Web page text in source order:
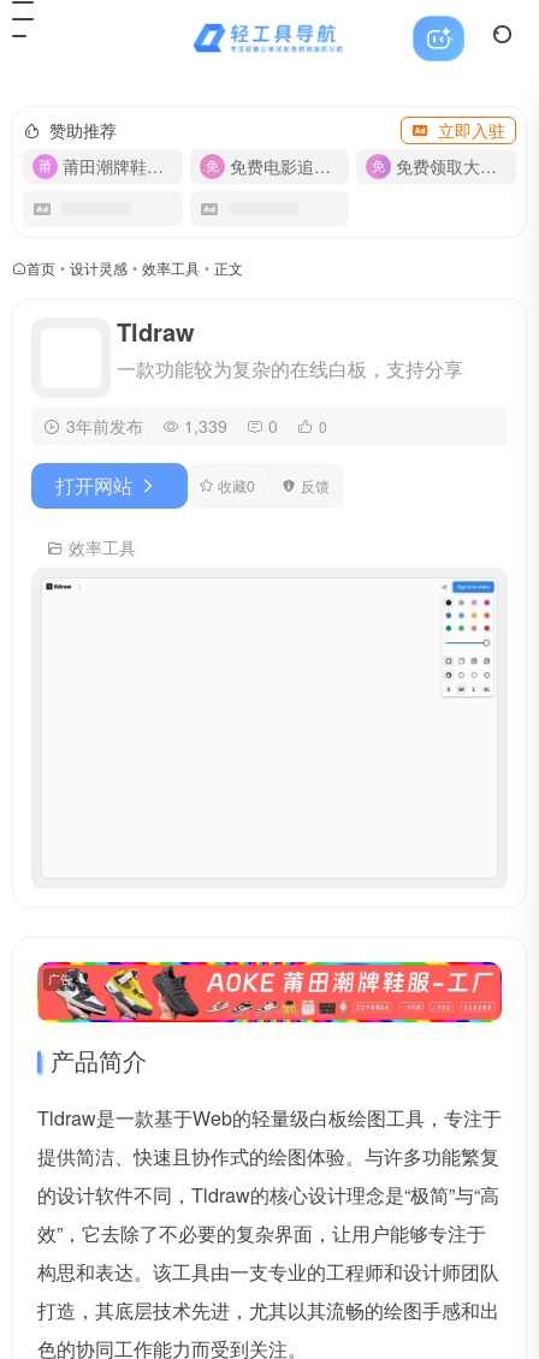
赞助推荐
立即入驻
莆田潮牌鞋服-货源
免费电影追剧APP 免费领取大流量卡【500G】
首页 • 设计灵感 • 效率工具 • 正文
Tldraw
一款功能较为复杂的在线白板，支持分享
3年前发布 1,339 0 0
打开网站 收藏0 反馈
效率工具
广告
产品简介
Tldraw是一款基于Web的轻量级白板绘图工具，专注于
提供简洁、快速且协作式的绘图体验。与许多功能繁复
的设计软件不同，Tldraw的核心设计理念是“极简”与“高
效”，它去除了不必要的复杂界面，让用户能够专注于
构思和表达。该工具由一支专业的工程师和设计师团队
打造，其底层技术先进，尤其以其流畅的绘图手感和出
色的协同工作能力而受到关注。